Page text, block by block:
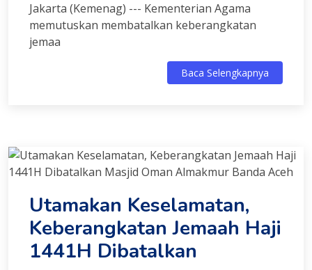
Jakarta (Kemenag) --- Kementerian Agama
memutuskan membatalkan keberangkatan
jemaa
Baca Selengkapnya
Utamakan Keselamatan,
Keberangkatan Jemaah Haji
1441H Dibatalkan